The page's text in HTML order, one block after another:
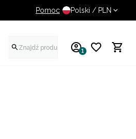
UWAGA NA FAŁSZYWE
Pomoc Polski / PLN
1